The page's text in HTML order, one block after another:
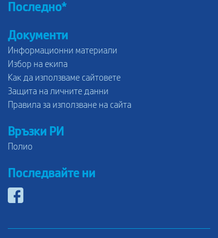
Последно*
Документи
Информационни материали
Избор на екипа
Как да използваме сайтовете
Защита на личните данни
Правила за използване на сайта
Връзки РИ
Полио
Последвайте ни